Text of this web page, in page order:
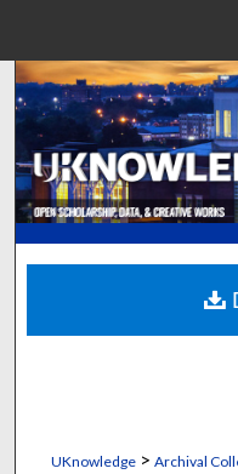
Digital
UKnowledge> Archival